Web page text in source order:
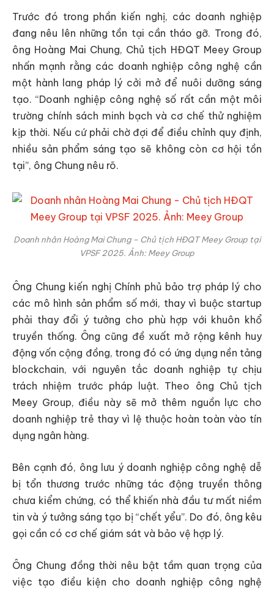
Trước đó trong phần kiến nghị, các doanh nghiệp
đang nêu lên những tồn tại cần tháo gỡ. Trong đó,
ông Hoàng Mai Chung, Chủ tịch HĐQT Meey Group
nhấn mạnh rằng các doanh nghiệp công nghệ cần
một hành lang pháp lý cởi mở để nuôi dưỡng sáng
tạo. “Doanh nghiệp công nghệ số rất cần một môi
trường chính sách minh bạch và cơ chế thử nghiệm
kịp thời. Nếu cứ phải chờ đợi để điều chỉnh quy định,
nhiều sản phẩm sáng tạo sẽ không còn cơ hội tồn
tại”, ông Chung nêu rõ.
Doanh nhân Hoàng Mai Chung – Chủ tịch HĐQT Meey Group tại
VPSF 2025. Ảnh: Meey Group
Ông Chung kiến nghị Chính phủ bảo trợ pháp lý cho
các mô hình sản phẩm số mới, thay vì buộc startup
phải thay đổi ý tưởng cho phù hợp với khuôn khổ
truyền thống. Ông cũng đề xuất mở rộng kênh huy
động vốn cộng đồng, trong đó có ứng dụng nền tảng
blockchain, với nguyên tắc doanh nghiệp tự chịu
trách nhiệm trước pháp luật. Theo ông Chủ tịch
Meey Group, điều này sẽ mở thêm nguồn lực cho
doanh nghiệp trẻ thay vì lệ thuộc hoàn toàn vào tín
dụng ngân hàng.
Bên cạnh đó, ông lưu ý doanh nghiệp công nghệ dễ
bị tổn thương trước những tác động truyền thông
chưa kiểm chứng, có thể khiến nhà đầu tư mất niềm
tin và ý tưởng sáng tạo bị “chết yểu”. Do đó, ông kêu
gọi cần có cơ chế giám sát và bảo vệ hợp lý.
Ông Chung đồng thời nêu bật tầm quan trọng của
việc tạo điều kiện cho doanh nghiệp công nghệ